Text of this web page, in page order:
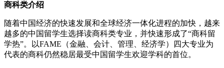
商科类介绍
随着中国经济的快速发展和全球经济一体化进程的加快，越来
越多的中国留学生选择读商科类专业，并快速形成了“商科留
学热”。以FAME（金融、会计、管理、经济学）四大专业为
代表的商科仍然稳居最受中国留学生欢迎学科的首位。